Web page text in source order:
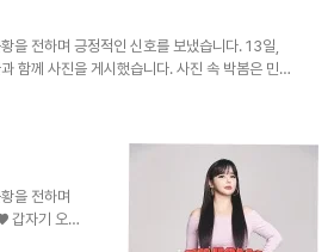
멤버들은
까지 폭넓은
을 전하며 긍정적인 신호를 보냈습니다. 13일,
함께 사진을 게시했습니다. 사진 속 박봄은 민소
장기 없는 얼굴로 편안한 미소를 지어 보였습니
을 전하며
갑자기 오
림으로 수